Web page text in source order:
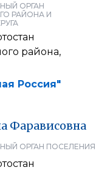
ОРГАН
РАЙОНА И
района,
Россия"
Фарависовна
ОРГАН ПОСЕЛЕНИЯ